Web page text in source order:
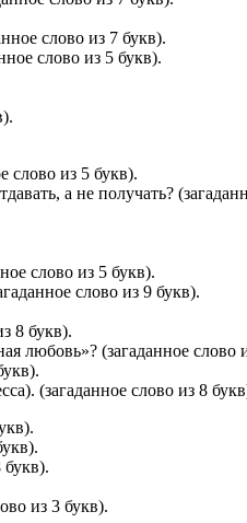
слово из 7 букв).
слово из 5 букв).
слово из 5 букв).
а не получать?
слово из 5 букв).
слово из 9 букв).
8 букв).
любовь»? (загаданное слово
(загаданное слово из 8
из 3 букв).